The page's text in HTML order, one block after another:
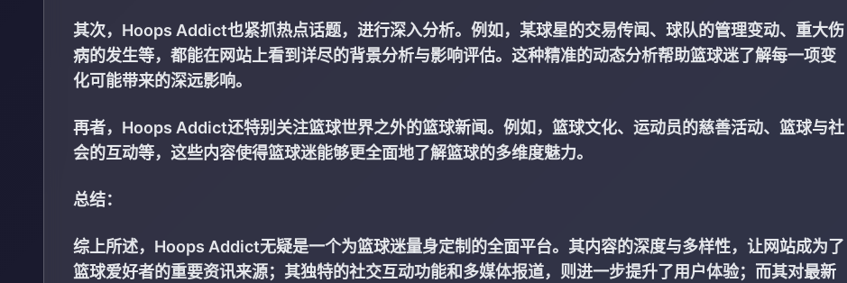
其次，Hoops Addict也紧抓热点话题，进行深入分析。例如，某球星的交易传闻、球队的管理变动、重大伤
病的发生等，都能在网站上看到详尽的背景分析与影响评估。这种精准的动态分析帮助篮球迷了解每一项变
化可能带来的深远影响。
再者，Hoops Addict还特别关注篮球世界之外的篮球新闻。例如，篮球文化、运动员的慈善活动、篮球与社
会的互动等，这些内容使得篮球迷能够更全面地了解篮球的多维度魅力。
总结：
综上所述，Hoops Addict无疑是一个为篮球迷量身定制的全面平台。其内容的深度与多样性，让网站成为了
篮球爱好者的重要资讯来源；其独特的社交互动功能和多媒体报道，则进一步提升了用户体验；而其对最新